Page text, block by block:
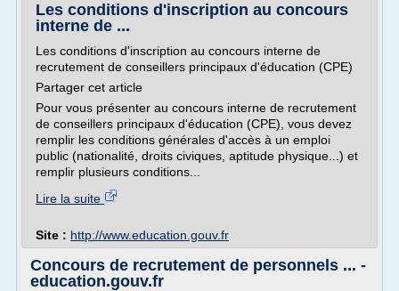
Les conditions d'inscription au concours
interne de ...
Les conditions d'inscription au concours interne de
recrutement de conseillers principaux d'éducation (CPE)
Partager cet article
Pour vous présenter au concours interne de recrutement
de conseillers principaux d'éducation (CPE), vous devez
remplir les conditions générales d'accès à un emploi
public (nationalité, droits civiques, aptitude physique...) et
remplir plusieurs conditions...
Lire la suite
Site : http://www.education.gouv.fr
Concours de recrutement de personnels ... -
education.gouv.fr